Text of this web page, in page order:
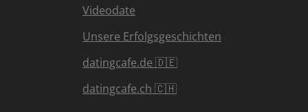
Videodate
Unsere Erfolgsgeschichten
datingcafe.de 🇩🇪
datingcafe.ch 🇨🇭